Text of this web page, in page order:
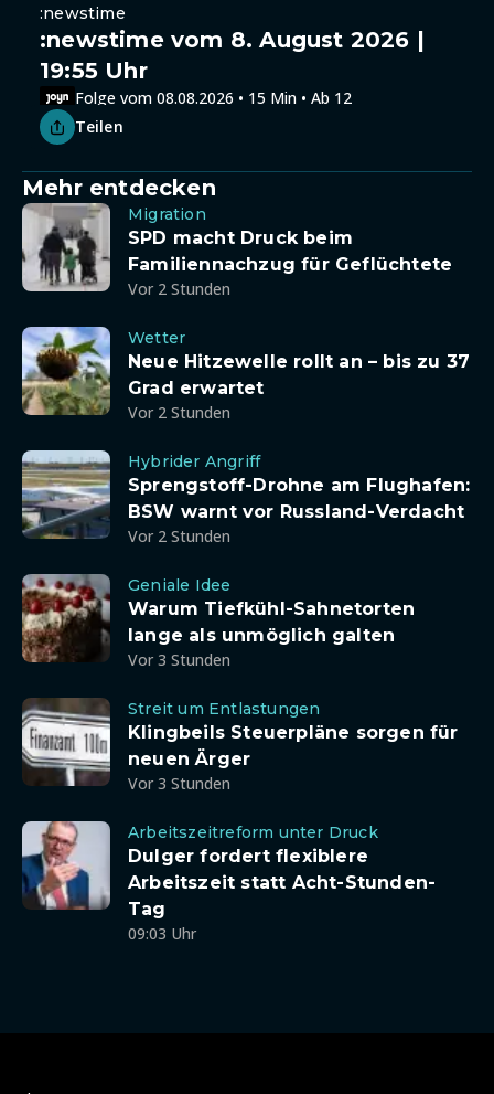
:newstime
:newstime vom 8. August 2026 |
19:55 Uhr
Folge vom 08.08.2026 • 15 Min • Ab 12
Teilen
Mehr entdecken
Migration
SPD macht Druck beim
Familiennachzug für Geflüchtete
Vor 2 Stunden
Wetter
Neue Hitzewelle rollt an – bis zu 37
Grad erwartet
Vor 2 Stunden
Hybrider Angriff
Sprengstoff-Drohne am Flughafen:
BSW warnt vor Russland-Verdacht
Vor 2 Stunden
Geniale Idee
Warum Tiefkühl-Sahnetorten
lange als unmöglich galten
Vor 3 Stunden
Streit um Entlastungen
Klingbeils Steuerpläne sorgen für
neuen Ärger
Vor 3 Stunden
Arbeitszeitreform unter Druck
Dulger fordert flexiblere
Arbeitszeit statt Acht-Stunden-
Tag
09:03 Uhr